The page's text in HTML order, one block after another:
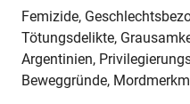
Femizide,
Tötungsdelikte,
Argentinien,
Beweggründe,